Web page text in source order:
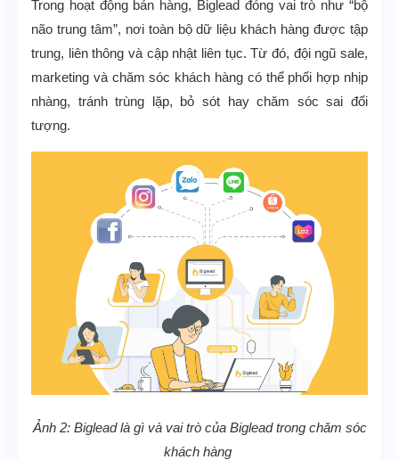
Trong hoạt động bán hàng, Biglead đóng vai trò như “bộ
não trung tâm”, nơi toàn bộ dữ liệu khách hàng được tập
trung, liên thông và cập nhật liên tục. Từ đó, đội ngũ sale,
marketing và chăm sóc khách hàng có thể phối hợp nhịp
nhàng, tránh trùng lặp, bỏ sót hay chăm sóc sai đối
tượng.
Ảnh 2: Biglead là gì và vai trò của Biglead trong chăm sóc
khách hàng